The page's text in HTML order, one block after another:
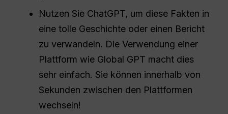
Nutzen Sie ChatGPT, um diese Fakten in
eine tolle Geschichte oder einen Bericht
zu verwandeln. Die Verwendung einer
Plattform wie Global GPT macht dies
sehr einfach. Sie können innerhalb von
Sekunden zwischen den Plattformen
wechseln!